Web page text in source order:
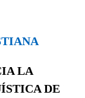
LA
DE